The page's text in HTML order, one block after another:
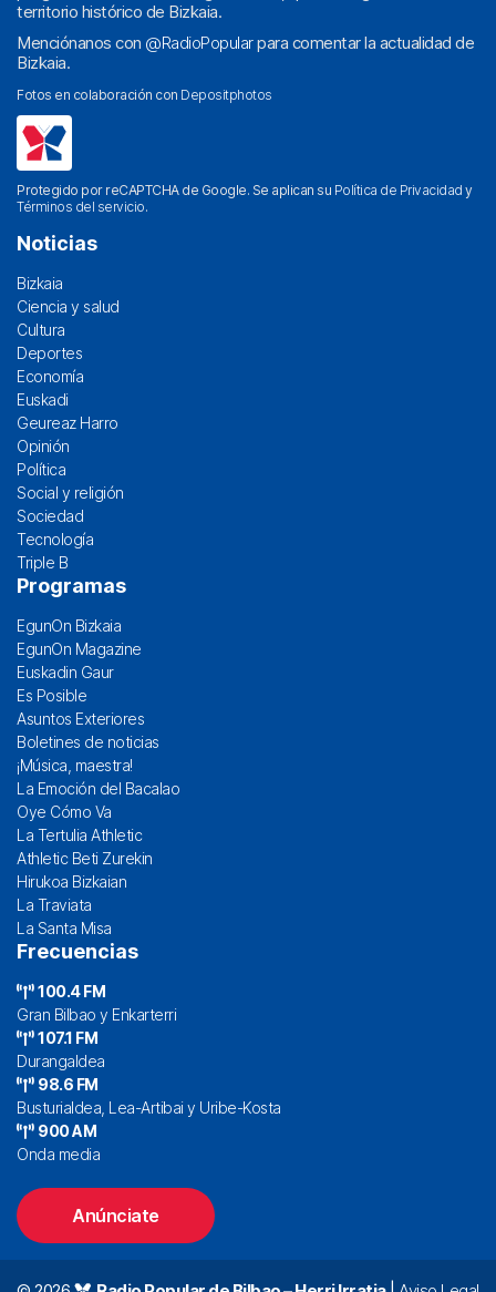
territorio histórico de Bizkaia.
Menciónanos con @RadioPopularpara comentar la actualidad de
Bizkaia.
Fotos en colaboración con Depositphotos
Protegido por reCAPTCHA de Google. Se aplican su Política de Privacidad y
Términos del servicio.
Noticias
Bizkaia
Ciencia y salud
Cultura
Deportes
Economía
Euskadi
Geureaz Harro
Opinión
Política
Social y religión
Sociedad
Tecnología
Triple B
Programas
EgunOn Bizkaia
EgunOn Magazine
Euskadin Gaur
Es Posible
Asuntos Exteriores
Boletines de noticias
¡Música, maestra!
La Emoción del Bacalao
Oye Cómo Va
La Tertulia Athletic
Athletic Beti Zurekin
Hirukoa Bizkaian
La Traviata
La Santa Misa
Frecuencias
100.4 FM
Gran Bilbao y Enkarterri
107.1 FM
Durangaldea
98.6 FM
Busturialdea, Lea-Artibai y Uribe-Kosta
900 AM
Onda media
Anúnciate